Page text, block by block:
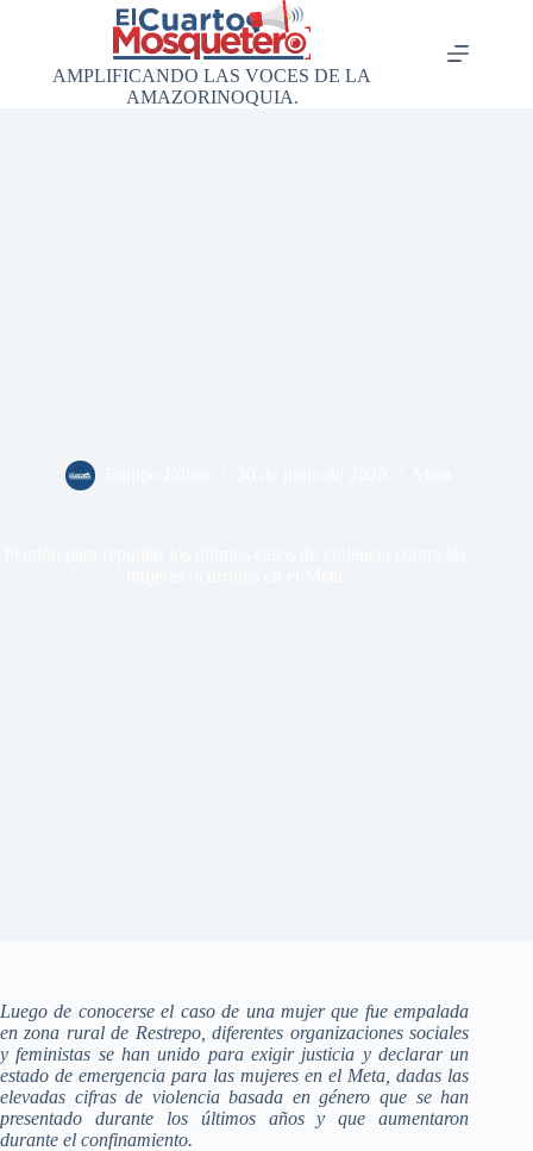
AMPLIFICANDO LAS VOCES DE LA
AMAZORINOQUIA.
Luego de conocerse el caso de una mujer que fue empalada
en zona rural de Restrepo, diferentes organizaciones sociales
y feministas se han unido para exigir justicia y declarar un
estado de emergencia para las mujeres en el Meta, dadas las
elevadas cifras de violencia basada en género que se han
presentado durante los últimos años y que aumentaron
durante el confinamiento.